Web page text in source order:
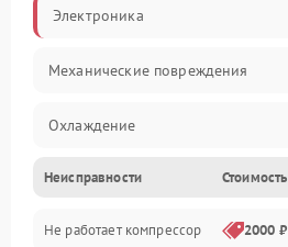
Электроника
Механические повреждения
Охлаждение
Механика
Электропитание
Неисправности Стоимость
Не работает компрессор 2000 ₽